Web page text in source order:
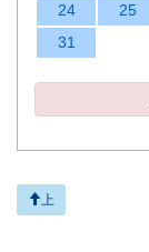
24
25
31
上